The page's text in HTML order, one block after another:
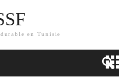
en Tunisie